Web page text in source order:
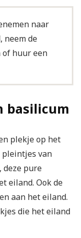
naar
neem de
of huur een
basilicum
plekje op het
pleintjes van
, deze pure
eiland. Ook de
aan het eiland.
die het eiland